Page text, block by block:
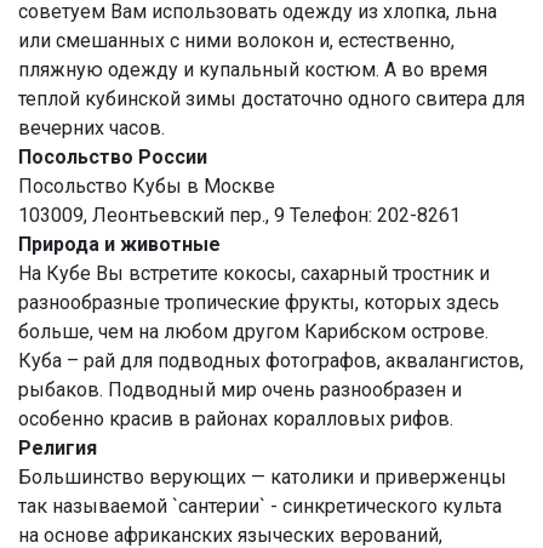
советуем Вам использовать одежду из хлопка, льна
или смешанных с ними волокон и, естественно,
пляжную одежду и купальный костюм. А во время
теплой кубинской зимы достаточно одного свитера для
вечерних часов.
Посольство России
Посольство Кубы в Москве
103009, Леонтьевский пер., 9 Телефон: 202-8261
Природа и животные
На Кубе Вы встретите кокосы, сахарный тростник и
разнообразные тропические фрукты, которых здесь
больше, чем на любом другом Карибском острове.
Куба – рай для подводных фотографов, аквалангистов,
рыбаков. Подводный мир очень разнообразен и
особенно красив в районах коралловых рифов.
Религия
Большинство верующих — католики и приверженцы
так называемой `сантерии` - синкретического культа
на основе африканских языческих верований,